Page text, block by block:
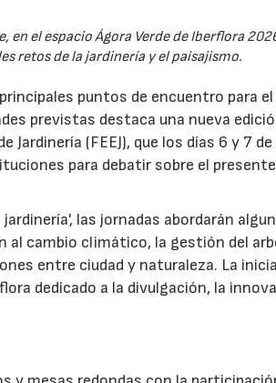
en el espacio Ágora Verde de Iberflora
retos de la jardinería y el paisajismo.
puntos de encuentro para
previstas destaca una nueva
Jardinería (FEEJ), que los días 6 y 7
para debatir sobre el
las jornadas abordarán
cambio climático, la gestión del
entre ciudad y naturaleza. La
dedicado a la divulgación, la